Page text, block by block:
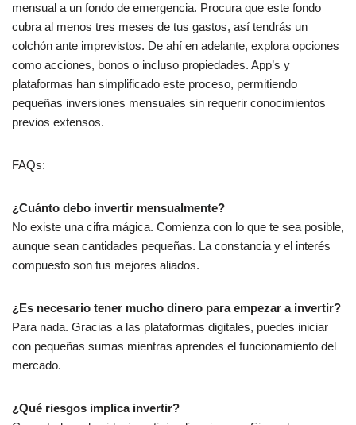
mensual a un fondo de emergencia. Procura que este fondo
cubra al menos tres meses de tus gastos, así tendrás un
colchón ante imprevistos. De ahí en adelante, explora opciones
como acciones, bonos o incluso propiedades. App’s y
plataformas han simplificado este proceso, permitiendo
pequeñas inversiones mensuales sin requerir conocimientos
previos extensos.
FAQs:
¿Cuánto debo invertir mensualmente?
No existe una cifra mágica. Comienza con lo que te sea posible,
aunque sean cantidades pequeñas. La constancia y el interés
compuesto son tus mejores aliados.
¿Es necesario tener mucho dinero para empezar a invertir?
Para nada. Gracias a las plataformas digitales, puedes iniciar
con pequeñas sumas mientras aprendes el funcionamiento del
mercado.
¿Qué riesgos implica invertir?